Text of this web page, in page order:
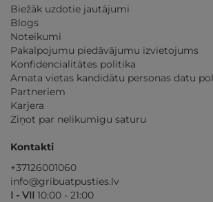
Biežāk uzdotie jautājumi
Blogs
Noteikumi
Pakalpojumu piedāvājumu izvietojums
Konfidencialitātes politika
Amata vietas kandidātu personas datu
Partneriem
Karjera
Ziņot par nelikumīgu saturu
Kontakti
+37126001060
info@gribuatpusties.lv
I - VII 10:00 - 21:00